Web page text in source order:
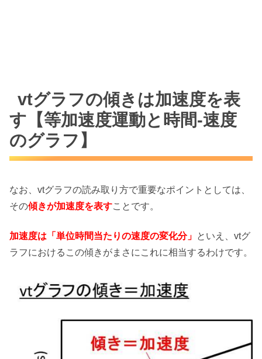
vtグラフの傾きは加速度を表
す【等加速度運動と時間-速度
のグラフ】
なお、vtグラフの読み取り方で重要なポイントとしては、
その傾きが加速度を表すことです。
加速度は「単位時間当たりの速度の変化分」 といえ、vtグ
ラフにおけるこの傾きがまさにこれに相当するわけです。